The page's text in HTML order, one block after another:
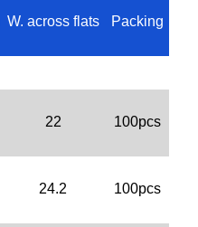
W. across flats Packing
22 100pcs
24.2 100pcs